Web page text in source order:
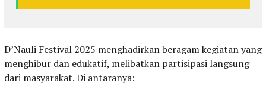
D’Nauli Festival 2025 menghadirkan beragam kegiatan yang
menghibur dan edukatif, melibatkan partisipasi langsung
dari masyarakat. Di antaranya: